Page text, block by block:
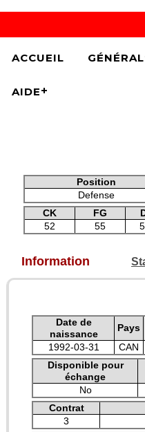
ACCUEIL GÉNÉRAL
AIDE
Position
Defense
CK
FG
52
55
Information
Date de
naissance
Pays
1992-03-31
CAN
Disponible pour
échange
No
Contrat
3